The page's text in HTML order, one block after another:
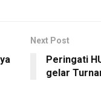
Next Post
Peringati
gelar